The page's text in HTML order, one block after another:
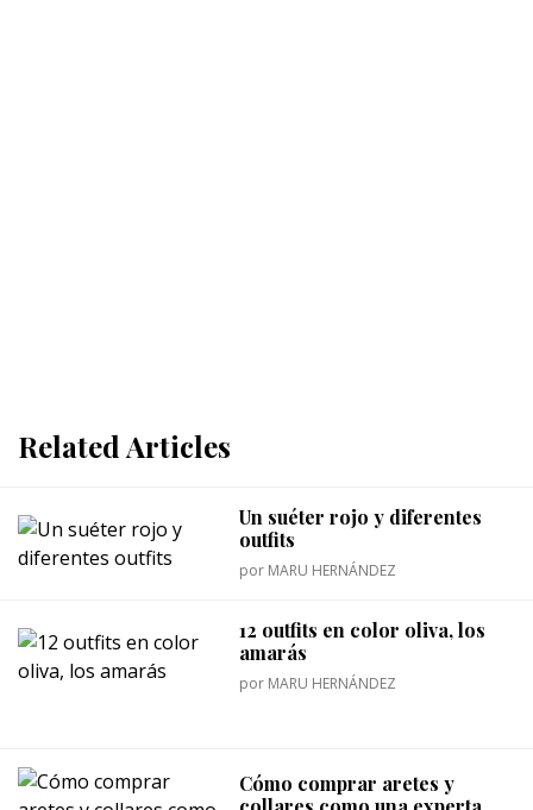
Related Articles
Un suéter rojo y diferentes
outfits
por MARU HERNÁNDEZ
12 outfits en color oliva, los
amarás
por MARU HERNÁNDEZ
Cómo comprar aretes y